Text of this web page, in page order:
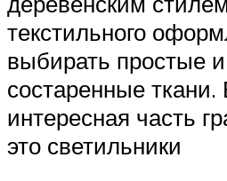
текстильного
выбирать простые
состаренные
интересная часть
это светильники